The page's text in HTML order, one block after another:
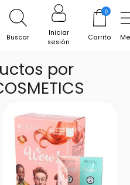
Buscar
Iniciar
sesión
0
Carrito
por